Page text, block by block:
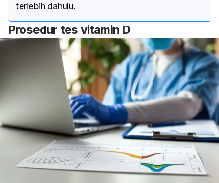
terlebih dahulu.
Prosedur tes vitamin D